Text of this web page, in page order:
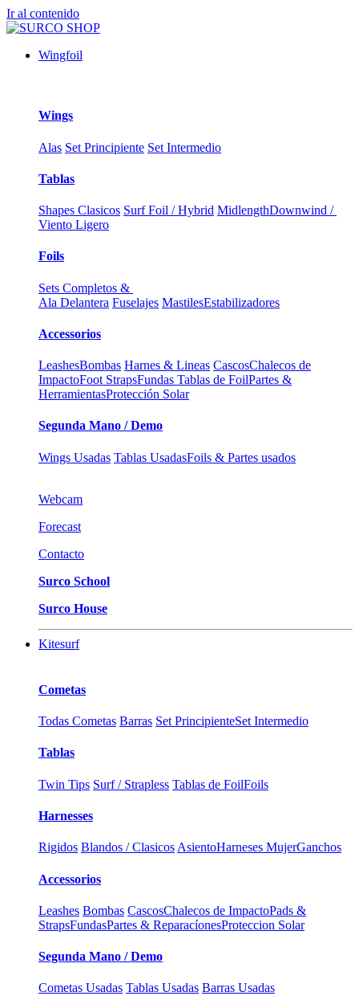
Ir al contenido
Wingfoil
Wings
Alas Set Principiente Set Intermedio
Tablas
Shapes Clasicos Surf Foil / Hybrid MidlengthDownwind /
Viento Ligero
Foils
Sets Completos &
Ala Delantera Fuselajes MastilesEstabilizadores
Accessorios
LeashesBombas Harnes & Lineas CascosChalecos de
ImpactoFoot StrapsFundas Tablas de FoilPartes &
HerramientasProtección Solar
Segunda Mano / Demo
Wings Usadas Tablas UsadasFoils & Partes usados
Webcam
Forecast
Contacto
Surco School
Surco House
Kitesurf
Cometas
Todas Cometas Barras Set PrincipienteSet Intermedio
Tablas
Twin Tips Surf / Strapless Tablas de FoilFoils
Harnesses
Rigidos Blandos / Clasicos AsientoHarneses MujerGanchos
Accessorios
Leashes Bombas CascosChalecos de ImpactoPads &
StrapsFundasPartes & ReparacíonesProteccion Solar
Segunda Mano / Demo
Cometas Usadas Tablas Usadas Barras Usadas